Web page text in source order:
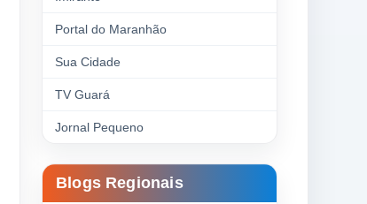
Portal do Maranhão
Sua Cidade
TV Guará
Jornal Pequeno
Blogs Regionais